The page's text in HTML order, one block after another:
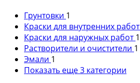
Грунтовки 1
Краски для внутренних работ
Краски для наружных работ 1
Растворители и очистители 1
Эмали 1
Показать еще 3 категории